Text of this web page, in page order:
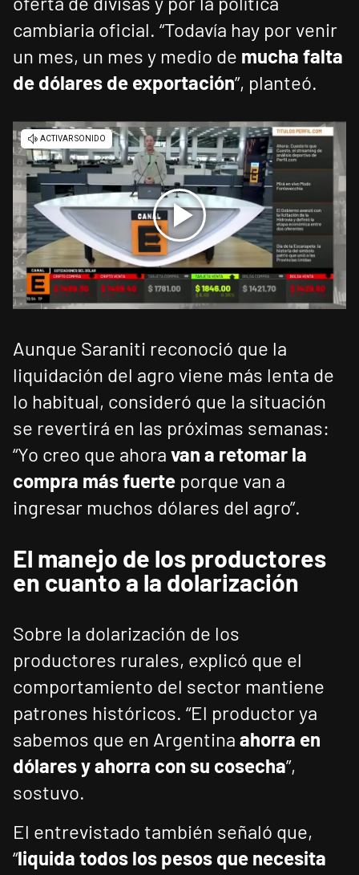
cambiaria oficial. “Todavía hay por venir
un mes, un mes y medio de mucha falta
de dólares de exportación”, planteó.
Aunque Saraniti reconoció que la
liquidación del agro viene más lenta de
lo habitual, consideró que la situación
se revertirá en las próximas semanas:
“Yo creo que ahora van a retomar la
compra más fuerte porque van a
ingresar muchos dólares del agro”.
El manejo de los productores
en cuanto a la dolarización
Sobre la dolarización de los
productores rurales, explicó que el
comportamiento del sector mantiene
patrones históricos. “El productor ya
sabemos que en Argentina ahorra en
dólares y ahorra con su cosecha”,
sostuvo.
El entrevistado también señaló que,
“liquida todos los pesos que necesita